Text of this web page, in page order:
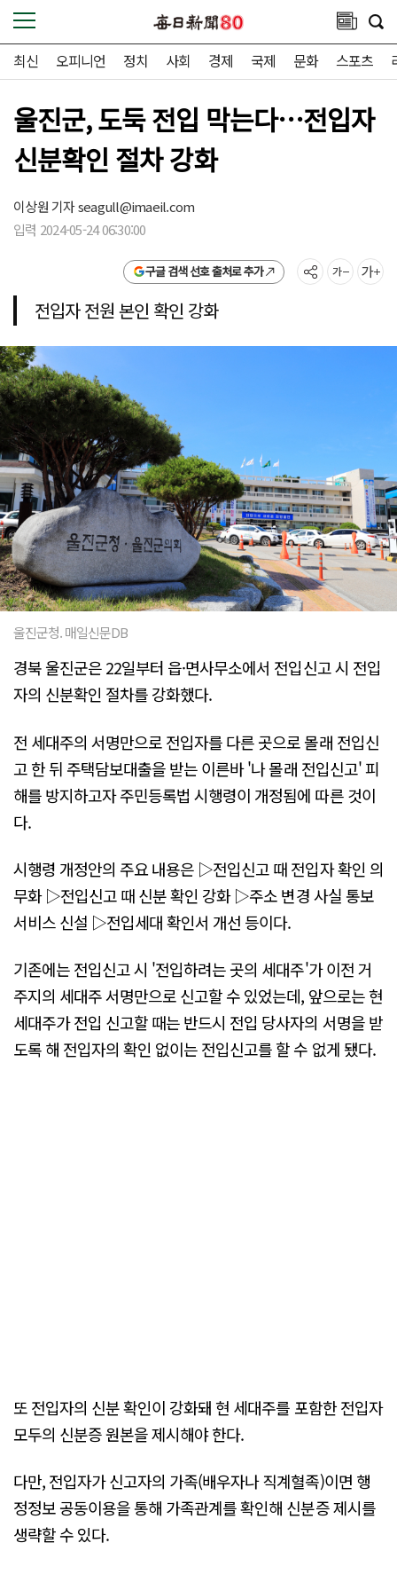
최신 오피니언 정치 사회 경제 국제 문화 스포츠
울진군, 도둑 전입 막는다…전입자
신분확인 절차 강화
이상원 기자seagull@imaeil.com
입력 2024-05-24 06:30:00
구글 검색 선호 출처로 추가
전입자 전원 본인 확인 강화
울진군청. 매일신문DB
경북 울진군은 22일부터 읍·면사무소에서 전입신고 시 전입
자의 신분확인 절차를 강화했다.
전 세대주의 서명만으로 전입자를 다른 곳으로 몰래 전입신
고 한 뒤 주택담보대출을 받는 이른바 '나 몰래 전입신고' 피
해를 방지하고자 주민등록법 시행령이 개정됨에 따른 것이
다.
시행령 개정안의 주요 내용은 ▷전입신고 때 전입자 확인 의
무화 ▷전입신고 때 신분 확인 강화 ▷주소 변경 사실 통보
서비스 신설 ▷전입세대 확인서 개선 등이다.
기존에는 전입신고 시 '전입하려는 곳의 세대주'가 이전 거
주지의 세대주 서명만으로 신고할 수 있었는데, 앞으로는 현
세대주가 전입 신고할 때는 반드시 전입 당사자의 서명을 받
도록 해 전입자의 확인 없이는 전입신고를 할 수 없게 됐다.
또 전입자의 신분 확인이 강화돼 현 세대주를 포함한 전입자
모두의 신분증 원본을 제시해야 한다.
다만, 전입자가 신고자의 가족(배우자나 직계혈족)이면 행
정정보 공동이용을 통해 가족관계를 확인해 신분증 제시를
생략할 수 있다.